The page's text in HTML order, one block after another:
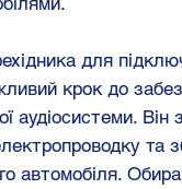
для
крок до
аудіосистеми. Він
та
автомобіля.